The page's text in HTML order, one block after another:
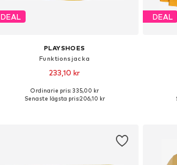
DEAL
PLAYSHOES
Funktionsjacka
233,10 kr
Tillgängliga storlekar: 86, 92, 98, 104, 116
Ordinarie pris: 335,00 kr
Senaste lägsta pris:206,10 kr
DEAL